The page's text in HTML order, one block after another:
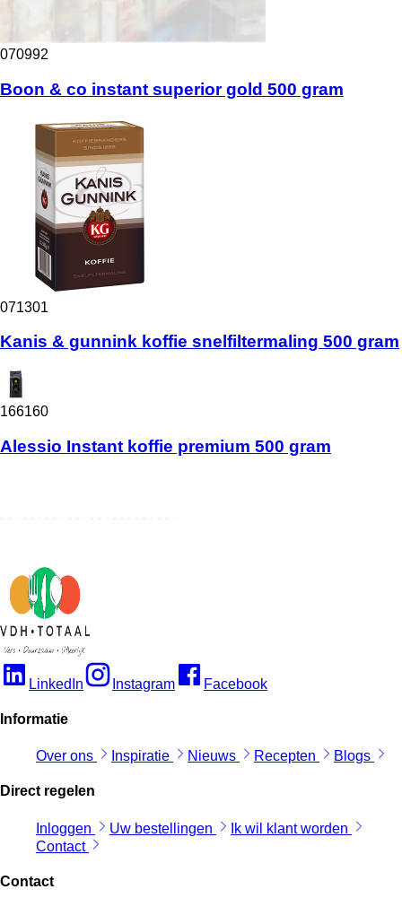
070992
Boon & co instant superior gold 500 gram
071301
Kanis & gunnink koffie snelfiltermaling 500 gram
166160
Alessio Instant koffie premium 500 gram
LinkedIn Instagram Facebook
Informatie
Over ons Inspiratie Nieuws Recepten Blogs
Direct regelen
Inloggen Uw bestellingen
Ik wil klant worden
Contact
Contact